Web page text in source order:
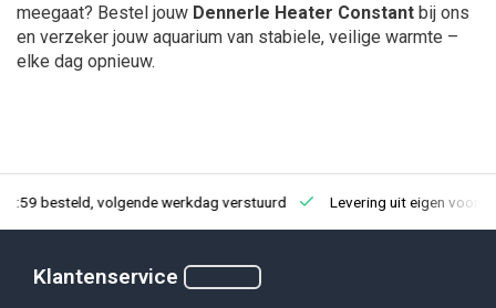
meegaat? Bestel jouw Dennerle Heater Constant bij ons
en verzeker jouw aquarium van stabiele, veilige warmte –
elke dag opnieuw.
besteld, volgende werkdag verstuurd Levering uit eigen
Klantenservice